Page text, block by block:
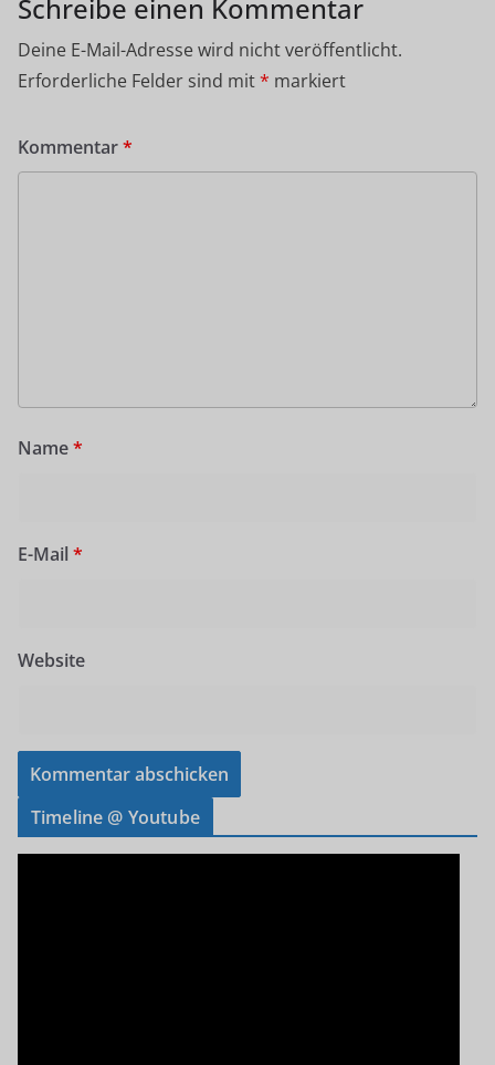
Schreibe einen Kommentar
Deine E-Mail-Adresse wird nicht veröffentlicht.
Erforderliche Felder sind mit* markiert
Kommentar*
Name*
E-Mail *
Website
Timeline @ Youtube